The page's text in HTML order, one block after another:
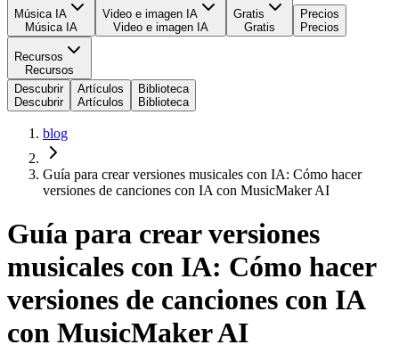
Música IA
Música IA
Video e imagen IA
Video e imagen IA
Gratis
Gratis
Precios
Precios
Recursos
Recursos
Descubrir
Descubrir
Artículos
Artículos
Biblioteca
Biblioteca
blog
Guía para crear versiones musicales con IA: Cómo hacer
versiones de canciones con IA con MusicMaker AI
Guía para crear versiones
musicales con IA: Cómo hacer
versiones de canciones con IA
con MusicMaker AI